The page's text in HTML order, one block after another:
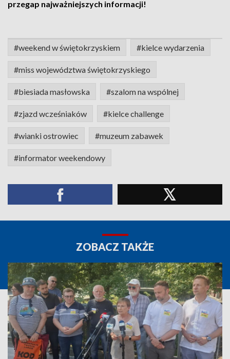
przegap najważniejszych informacji!
#weekend w świętokrzyskiem #kielce wydarzenia
#miss województwa świętokrzyskiego
#biesiada masłowska #szalom na wspólnej
#zjazd wcześniaków #kielce challenge
#wianki ostrowiec #muzeum zabawek
#informator weekendowy
ZOBACZ TAKŻE